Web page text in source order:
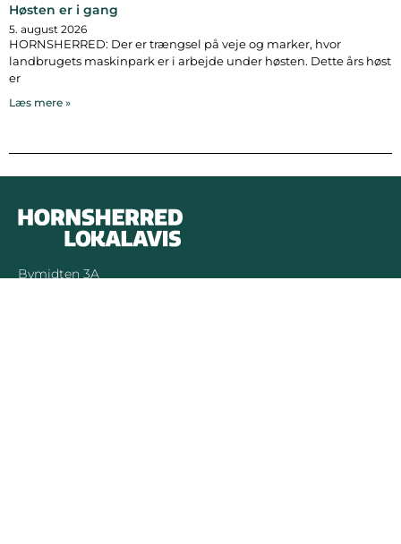
Høsten er i gang
5. august 2026
HORNSHERRED: Der er trængsel på veje og marker, hvor
landbrugets maskinpark er i arbejde under høsten. Dette års høst
er
Læs mere »
Bymidten 3A